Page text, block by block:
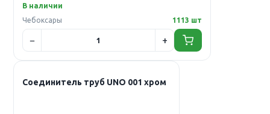
В наличии
Чебоксары
1113 шт
Соединитель труб UNO 001 хром